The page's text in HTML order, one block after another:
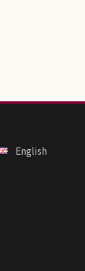
English